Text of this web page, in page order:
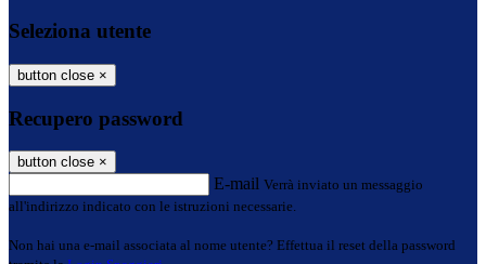
Seleziona utente
button close ×
Recupero password
button close ×
E-mail Verrà inviato un messaggio
all'indirizzo indicato con le istruzioni necessarie.
Non hai una e-mail associata al nome utente? Effettua il reset della password